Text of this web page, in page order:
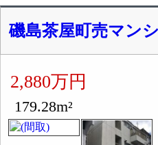
磯島茶屋町売マン
2,880万円
179.28m²